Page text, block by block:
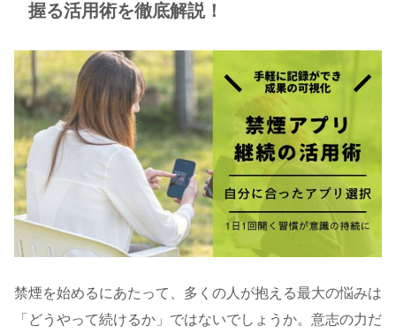
握る活用術を徹底解説！
禁煙を始めるにあたって、多くの人が抱える最大の悩みは
「どうやって続けるか」ではないでしょうか。意志の力だ